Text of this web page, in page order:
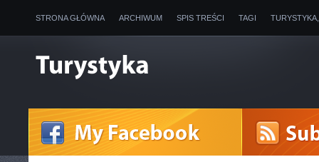
STRONA GŁÓWNA ARCHIWUM SPIS TREŚCI TAGI